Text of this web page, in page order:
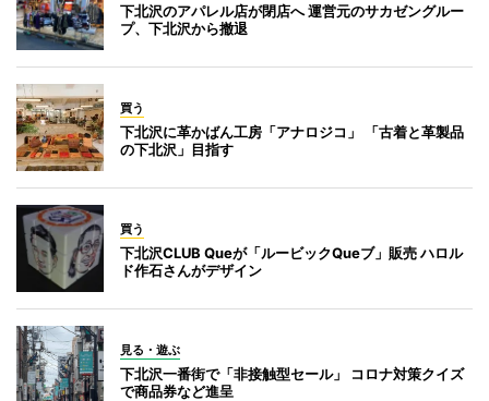
下北沢のアパレル店が閉店へ 運営元のサカゼングルー
プ、下北沢から撤退
買う
下北沢に革かばん工房「アナロジコ」 「古着と革製品
の下北沢」目指す
買う
下北沢CLUB Queが「ルービックQueブ」販売 ハロル
ド作石さんがデザイン
見る・遊ぶ
下北沢一番街で「非接触型セール」 コロナ対策クイズ
で商品券など進呈